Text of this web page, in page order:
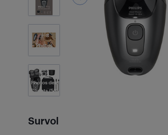
3
Photos
Photos des
Clients(58)
Survol